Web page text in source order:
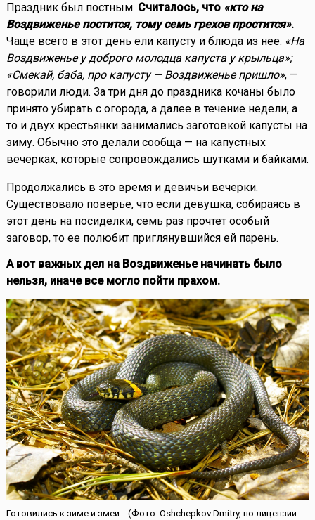
Праздник был постным. Считалось, что «кто на
Воздвиженье постится, тому семь грехов простится».
Чаще всего в этот день ели капусту и блюда из нее. «На
Воздвиженье у доброго молодца капуста у крыльца»;
«Смекай, баба, про капусту — Воздвиженье пришло», —
говорили люди. За три дня до праздника кочаны было
принято убирать с огорода, а далее в течение недели, а
то и двух крестьянки занимались заготовкой капусты на
зиму. Обычно это делали сообща — на капустных
вечерках, которые сопровождались шутками и байками.
Продолжались в это время и девичьи вечерки.
Существовало поверье, что если девушка, собираясь в
этот день на посиделки, семь раз прочтет особый
заговор, то ее полюбит приглянувшийся ей парень.
А вот важных дел на Воздвиженье начинать было
нельзя, иначе все могло пойти прахом.
Готовились к зиме и змеи... (Фото: Oshchepkov Dmitry, по лицензии